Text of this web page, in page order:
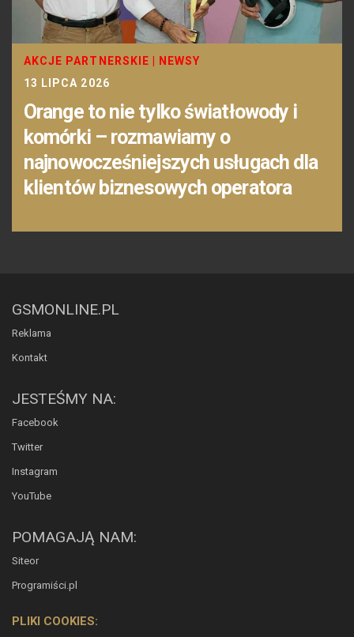
AKCJE PARTNERSKIE
NEWSY
13 LIPCA 2026
Orange to nie tylko światłowody i
komórki – rozmawiamy o
najnowocześniejszych usługach dla
klientów biznesowych operatora
GSMONLINE.PL
Reklama
Kontakt
JESTEŚMY NA:
Facebook
Twitter
Instagram
YouTube
POMAGAJĄ NAM:
Siteor
Programiści.pl
PLIKI COOKIES: